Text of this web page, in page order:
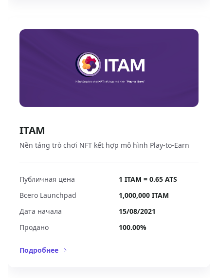
ITAM
Nền tảng trò chơi NFT kết hợp mô hình Play-to-Earn
Публичная цена
1 ITAM = 0.65 ATS
Всего Launchpad
1,000,000 ITAM
Дата начала
15/08/2021
Продано
100.00%
Подробнее